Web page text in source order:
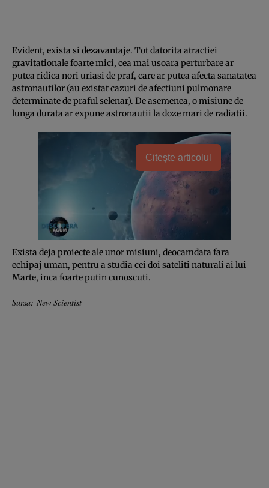
Evident, exista si dezavantaje. Tot datorita atractiei
gravitationale foarte mici, cea mai usoara perturbare ar
putea ridica nori uriasi de praf, care ar putea afecta sanatatea
astronautilor (au existat cazuri de afectiuni pulmonare
determinate de praful selenar). De asemenea, o misiune de
lunga durata ar expune astronautii la doze mari de radiatii.
Citește articolul
Exista deja proiecte ale unor misiuni, deocamdata fara
echipaj uman, pentru a studia cei doi sateliti naturali ai lui
Marte, inca foarte putin cunoscuti.
Sursa: New Scientist